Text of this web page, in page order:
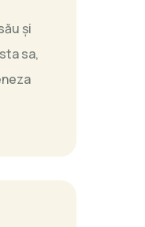
şi
sa,